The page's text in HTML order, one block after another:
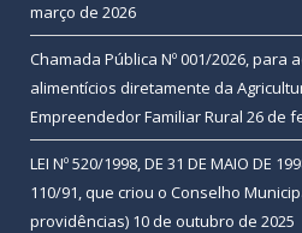
março de 2026
Chamada Pública Nº 001/2026, para
alimentícios diretamente da
Empreendedor Familiar Rural 26 de
LEI Nº 520/1998, DE 31 DE MAIO DE
110/91, que criou o Conselho
providências) 10 de outubro de 2025